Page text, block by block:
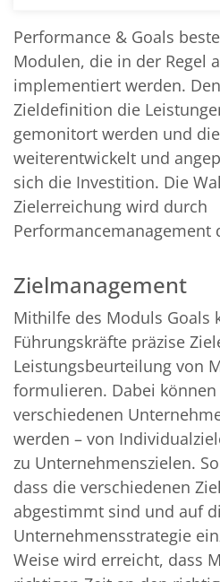
Performance & Goals
Modulen, die in der Regel
implementiert werden.
Zieldefinition die
gemonitort werden und
weiterentwickelt und
sich die Investition. Die
Zielerreichung wird durch
Performancemanagement
Zielmanagement
Mithilfe des Moduls Goals
Führungskräfte präzise
Leistungsbeurteilung von
formulieren. Dabei
verschiedenen
werden – von
zu Unternehmenszielen.
dass die verschiedenen
abgestimmt sind und auf
Unternehmensstrategie
Weise wird erreicht, dass